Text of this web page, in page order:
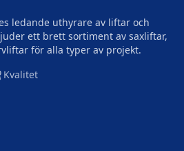
ledande uthyrare av liftar och
ett brett sortiment av saxliftar,
för alla typer av projekt.
Kvalitet